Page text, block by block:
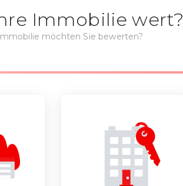
Immobilie wert?
möchten Sie bewerten?